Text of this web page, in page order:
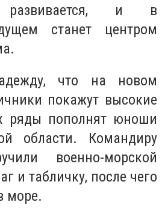
развивается, и в
станет центром
что на новом
покажут высокие
ряды пополнят юноши
области. Командиру
военно-морской
и табличку, после чего
море.